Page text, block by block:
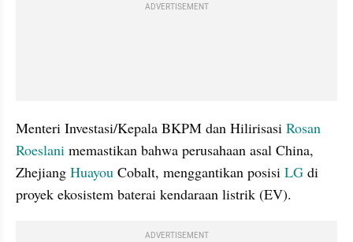
ADVERTISEMENT
Menteri Investasi/Kepala BKPM dan Hilirisasi Rosan
Roeslani memastikan bahwa perusahaan asal China,
Zhejiang Huayou Cobalt, menggantikan posisi LG di
proyek ekosistem baterai kendaraan listrik (EV).
ADVERTISEMENT